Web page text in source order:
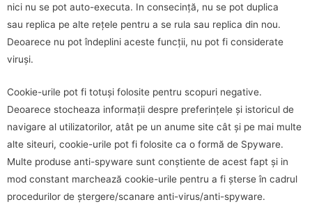
nici nu se pot auto-executa. In consecință, nu se pot duplica
sau replica pe alte rețele pentru a se rula sau replica din nou.
Deoarece nu pot îndeplini aceste funcții, nu pot fi considerate
viruși.
Cookie-urile pot fi totuși folosite pentru scopuri negative.
Deoarece stocheaza informații despre preferințele și istoricul de
navigare al utilizatorilor, atât pe un anume site cât și pe mai multe
alte siteuri, cookie-urile pot fi folosite ca o formă de Spyware.
Multe produse anti-spyware sunt conștiente de acest fapt și in
mod constant marchează cookie-urile pentru a fi șterse în cadrul
procedurilor de ștergere/scanare anti-virus/anti-spyware.